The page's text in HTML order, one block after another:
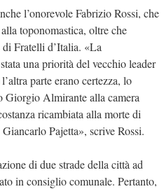
l’onorevole Fabrizio Rossi, che
toponomastica, oltre che
Fratelli d’Italia. «La
una priorità del vecchio leader
parte erano certezza, lo
Giorgio Almirante alla camera
ricambiata alla morte di
Pajetta», scrive Rossi.
di due strade della città ad
in consiglio comunale. Pertanto,